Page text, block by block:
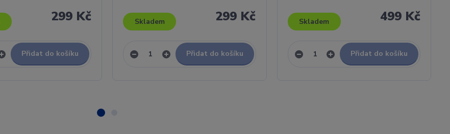
299 Kč
Přidat do košíku
299 Kč
Skladem
Přidat do košíku
499 Kč
Skladem
Přidat do košíku